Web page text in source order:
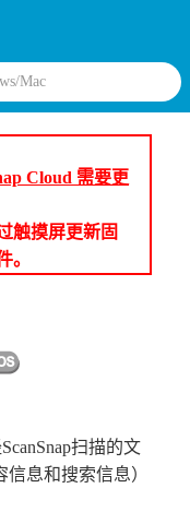
Cloud 需要更
触摸屏更新固
。
扫描的文
息和搜索信息）